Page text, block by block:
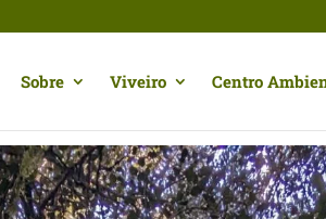
Sobre Viveiro Centro